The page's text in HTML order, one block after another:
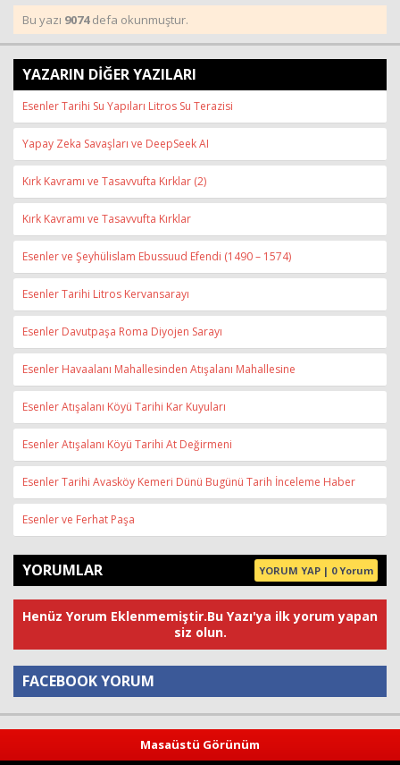
Bu yazı 9074defa okunmuştur.
YAZARIN DİĞER YAZILARI
Esenler Tarihi Su Yapıları Litros Su Terazisi
Yapay Zeka Savaşları ve DeepSeek AI
Kırk Kavramı ve Tasavvufta Kırklar (2)
Kırk Kavramı ve Tasavvufta Kırklar
Esenler ve Şeyhülislam Ebussuud Efendi (1490 – 1574)
Esenler Tarihi Litros Kervansarayı
Esenler Davutpaşa Roma Diyojen Sarayı
Esenler Havaalanı Mahallesinden Atışalanı Mahallesine
Esenler Atışalanı Köyü Tarihi Kar Kuyuları
Esenler Atışalanı Köyü Tarihi At Değirmeni
Esenler Tarihi Avasköy Kemeri Dünü Bugünü Tarih İnceleme Haber
Esenler ve Ferhat Paşa
YORUMLAR YORUM YAP | 0 Yorum
Henüz Yorum Eklenmemiştir.Bu Yazı'ya ilk yorum yapan
siz olun.
FACEBOOK YORUM
Masaüstü Görünüm